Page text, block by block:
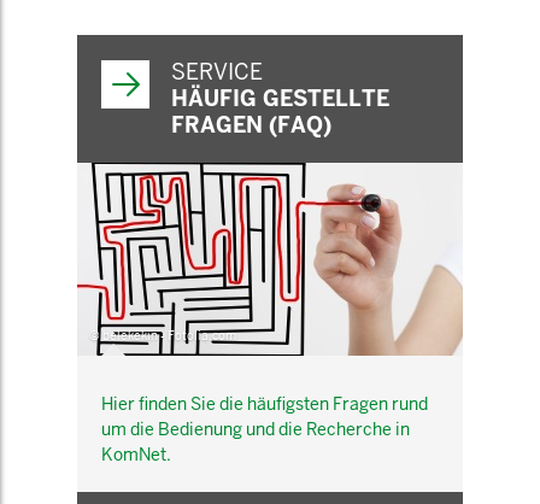
SERVICE
HÄUFIG GESTELLTE
FRAGEN (FAQ)
© belekekin - Fotolia.com
Hier finden Sie die häufigsten Fragen rund
um die Bedienung und die Recherche in
KomNet.